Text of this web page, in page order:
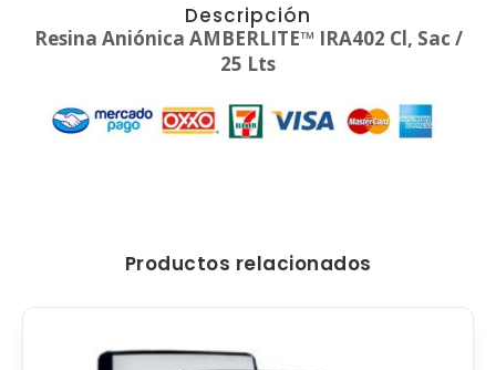
Descripción
Resina Aniónica AMBERLITE™ IRA402 Cl, Sac /
25 Lts
Productos relacionados